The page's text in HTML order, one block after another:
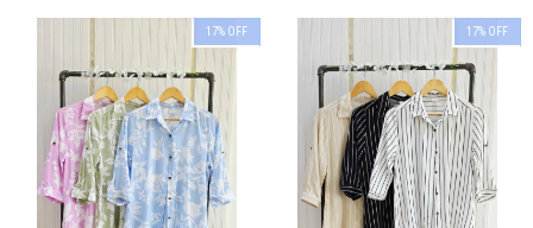
17% OFF 17% OFF